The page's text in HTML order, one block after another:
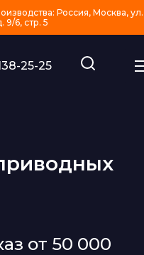
Россия, Москва, ул.
9/6, стр. 5
25-25
из металла на заказ
от 50 000